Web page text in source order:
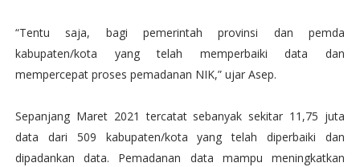
“Tentu saja, bagi pemerintah provinsi dan pemda
kabupaten/kota yang telah memperbaiki data dan
mempercepat proses pemadanan NIK,” ujar Asep.
Sepanjang Maret 2021 tercatat sebanyak sekitar 11,75 juta
data dari 509 kabupaten/kota yang telah diperbaiki dan
dipadankan data. Pemadanan data mampu meningkatkan